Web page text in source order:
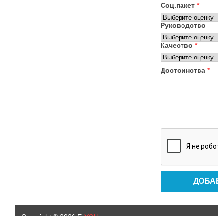
Соц.пакет *
Руководство
Качество *
Достоинства *